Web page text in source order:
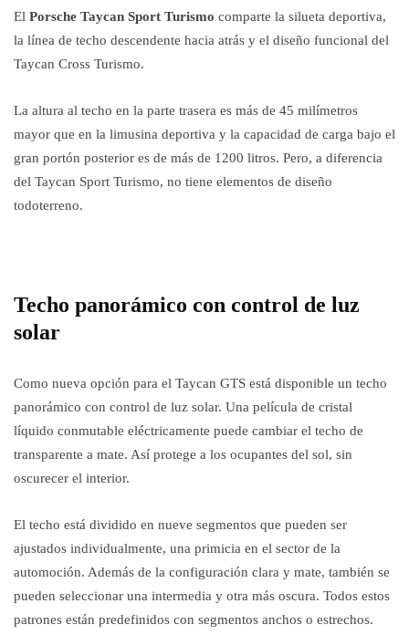
El Porsche Taycan Sport Turismo comparte la silueta deportiva,
la línea de techo descendente hacia atrás y el diseño funcional del
Taycan Cross Turismo.
La altura al techo en la parte trasera es más de 45 milímetros
mayor que en la limusina deportiva y la capacidad de carga bajo el
gran portón posterior es de más de 1200 litros. Pero, a diferencia
del Taycan Sport Turismo, no tiene elementos de diseño
todoterreno.
Techo panorámico con control de luz
solar
Como nueva opción para el Taycan GTS está disponible un techo
panorámico con control de luz solar. Una película de cristal
líquido conmutable eléctricamente puede cambiar el techo de
transparente a mate. Así protege a los ocupantes del sol, sin
oscurecer el interior.
El techo está dividido en nueve segmentos que pueden ser
ajustados individualmente, una primicia en el sector de la
automoción. Además de la configuración clara y mate, también se
pueden seleccionar una intermedia y otra más oscura. Todos estos
patrones están predefinidos con segmentos anchos o estrechos.